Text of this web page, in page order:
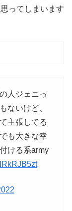
ってしまいます
人ジェニっ
ないけど、
主張してる
も大きな幸
ける系army